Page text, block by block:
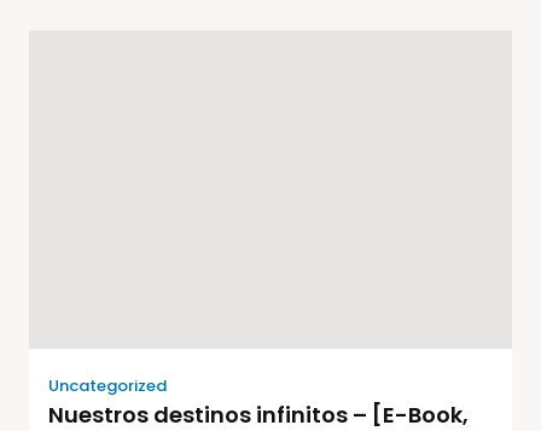
Uncategorized
Nuestros destinos infinitos – [E-Book,